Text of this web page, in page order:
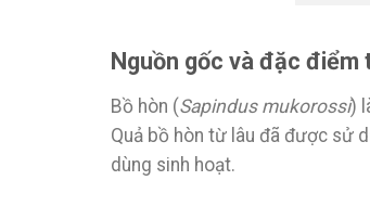
Nguồn gốc và đặc điểm
Bồ hòn (Sapindus mukorossi)
Quả bồ hòn từ lâu đã được sử
dùng sinh hoạt.